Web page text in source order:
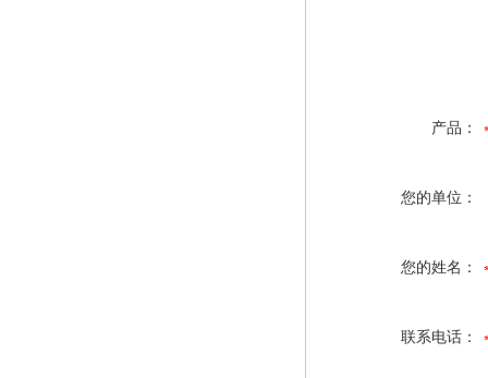
产品：
您的单位：
您的姓名：
联系电话：